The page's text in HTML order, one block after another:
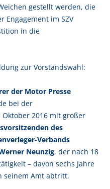
gestellt werden, die
Engagement im SZV
in die
zur Vorstandswahl:
der Motor Presse
bei der
2016 mit großer
des
Verbands
Neunzig, der nach 18
– davon sechs Jahre
seinem Amt abtritt.